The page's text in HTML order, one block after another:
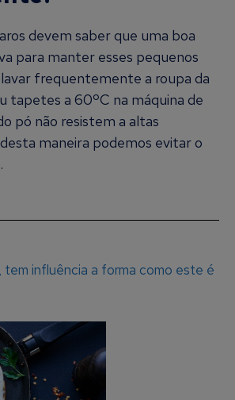
devem saber que uma boa
para manter esses pequenos
lavar frequentemente a roupa da
tapetes a 60ºC na máquina de
pó não resistem a altas
maneira podemos evitar o
tem influência a forma como este é